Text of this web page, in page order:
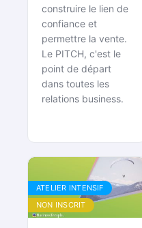
construire le lien de
confiance et
permettre la vente.
Le PITCH, c'est le
point de départ
dans toutes les
relations business.
ATELIER INTENSIF
NON INSCRIT